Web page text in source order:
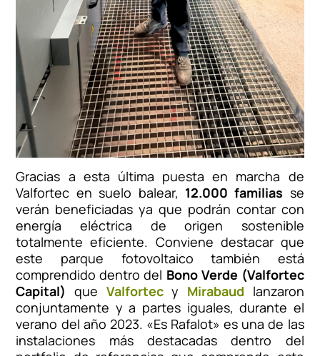
Gracias a esta última puesta en marcha de
Valfortec en suelo balear, 12.000 familias se
verán beneficiadas ya que podrán contar con
energía eléctrica de origen sostenible
totalmente eficiente. Conviene destacar que
este parque fotovoltaico también está
comprendido dentro del Bono Verde (Valfortec
Capital) que Valfortecy Mirabaud lanzaron
conjuntamente y a partes iguales, durante el
verano del año 2023. «Es Rafalot» es una de las
instalaciones más destacadas dentro del